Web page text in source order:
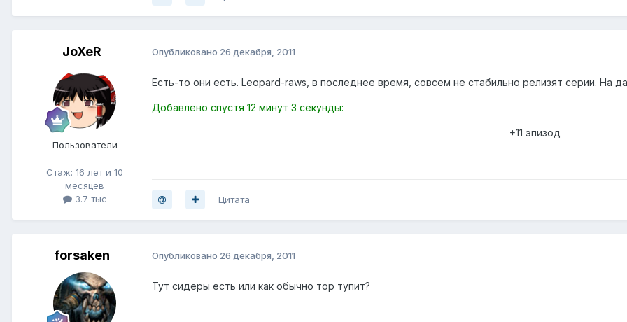
JoXeR
Пользователи
Стаж: 16 лет и 10
месяцев
3.7 тыс
Опубликовано 26 декабря, 2011
Есть-то они есть. Leopard-raws, в последнее время, совсем не стабильно релизят серии. На
Добавлено спустя 12 минут 3 секунды:
+11 эпизод
Цитата
forsaken Опубликовано 26 декабря, 2011
Тут сидеры есть или как обычно тор тупит?